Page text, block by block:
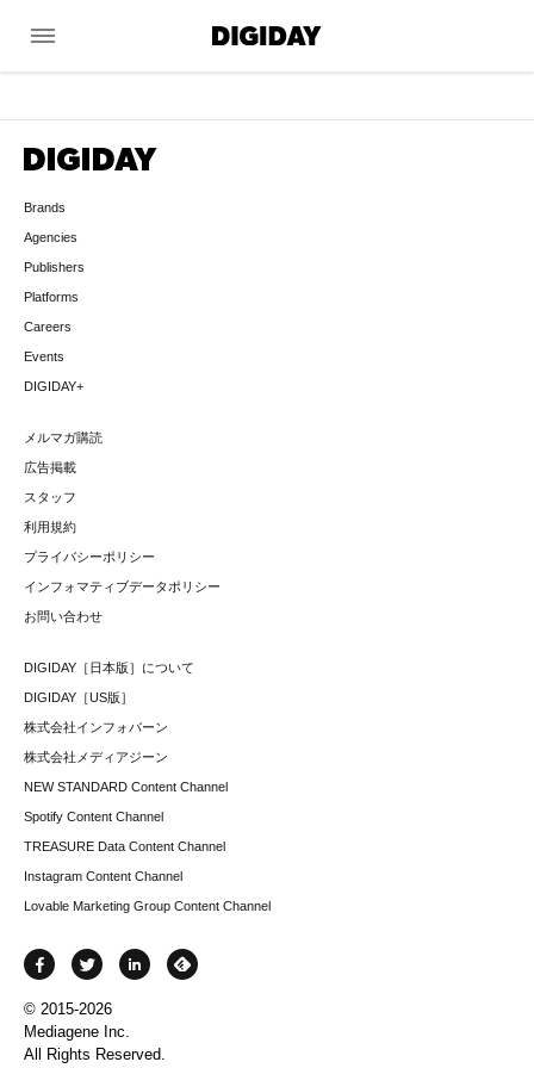
menu
Brands
Agencies
Publishers
Platforms
Careers
Events
DIGIDAY+
メルマガ購読
広告掲載
スタッフ
利用規約
プライバシーポリシー
インフォマティブデータポリシー
お問い合わせ
DIGIDAY［日本版］について
DIGIDAY［US版］
株式会社インフォバーン
株式会社メディアジーン
NEW STANDARD Content Channel
Spotify Content Channel
TREASURE Data Content Channel
Instagram Content Channel
Lovable Marketing Group Content Channel
© 2015-2026
Mediagene Inc.
All Rights Reserved.